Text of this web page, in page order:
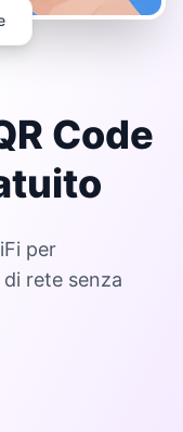
Code
per
rete senza